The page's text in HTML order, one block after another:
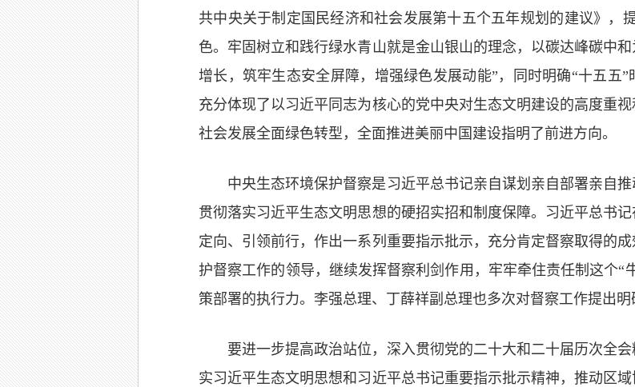
共中央关于制定国民经济和社会发展第十五个五年规划的建议》，
色。牢固树立和践行绿水青山就是金山银山的理念，以碳达峰碳中
增长，筑牢生态安全屏障，增强绿色发展动能”，同时明确“十五五”
充分体现了以习近平同志为核心的党中央对生态文明建设的高度重
社会发展全面绿色转型，全面推进美丽中国建设指明了前进方向。
中央生态环境保护督察是习近平总书记亲自谋划亲自部署亲自
贯彻落实习近平生态文明思想的硬招实招和制度保障。习近平总书
定向、引领前行，作出一系列重要指示批示，充分肯定督察取得的
护督察工作的领导，继续发挥督察利剑作用，牢牢牵住责任制这个“
策部署的执行力。李强总理、丁薛祥副总理也多次对督察工作提出明
要进一步提高政治站位，深入贯彻党的二十大和二十届历次全
实习近平生态文明思想和习近平总书记重要指示批示精神，推动区